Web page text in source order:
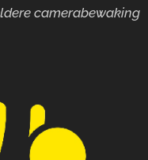
camerabewaking